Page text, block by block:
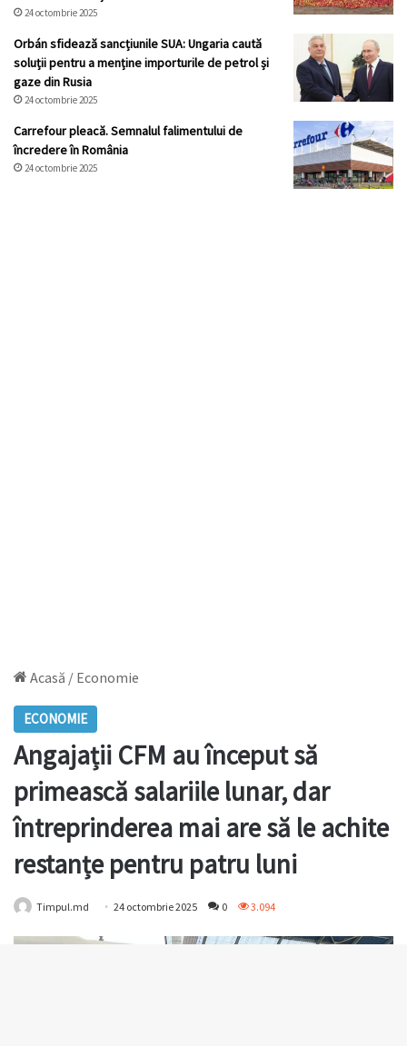
24 octombrie 2025
Orbán sfidează sancțiunile SUA: Ungaria caută
soluții pentru a menține importurile de petrol și
gaze din Rusia
24 octombrie 2025
Carrefour pleacă. Semnalul falimentului de
încredere în România
24 octombrie 2025